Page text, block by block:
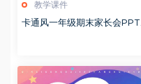
教学课件
卡通风一年级期末家长会PPT